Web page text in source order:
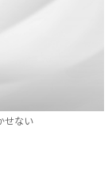
せない